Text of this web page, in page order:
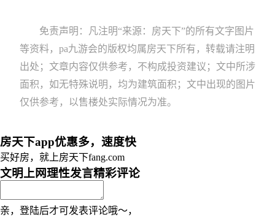
免责声明：凡注明“来源：房天下”的所有文字图片
等资料，pa九游会的版权均属房天下所有，转载请注明
出处；文章内容仅供参考，不构成投资建议；文中所涉
面积，如无特殊说明，均为建筑面积；文中出现的图片
仅供参考，以售楼处实际情况为准。
房天下app优惠多，速度快
买好房，就上房天下fang.com
文明上网理性发言精彩评论
亲，登陆后才可发表评论哦～，